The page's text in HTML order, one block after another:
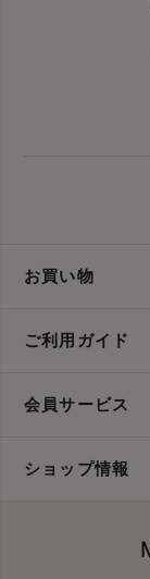
お買い物
ご利用ガイド
会員サービス
ショップ情報